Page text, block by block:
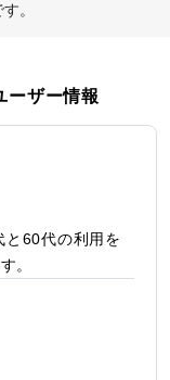
。
ーザー情報
と60代の利用を
。